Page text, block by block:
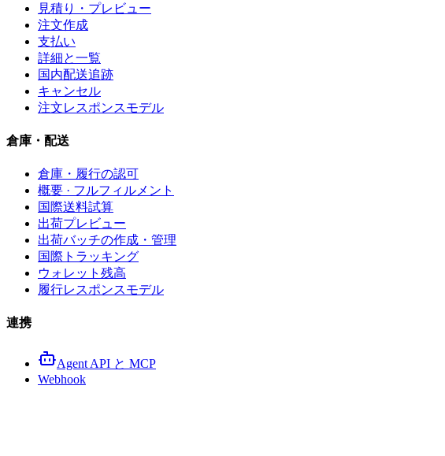
見積り・プレビュー
注文作成
支払い
詳細と一覧
国内配送追跡
キャンセル
注文レスポンスモデル
倉庫・配送
倉庫・履行の認可
概要 · フルフィルメント
国際送料試算
出荷プレビュー
出荷バッチの作成・管理
国際トラッキング
ウォレット残高
履行レスポンスモデル
連携
Agent API と MCP
Webhook